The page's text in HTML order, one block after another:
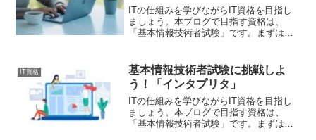
ITの仕組みを学びながらIT資格を目指し
ましょう。本ブログで目指す資格は、
「基本情報技術者試験」です。まずは、
目A試験サンプル問題 「IoT」問54 IoT
の応用...
IT資格
基本情報技術者試験に挑戦しよ
う！「インタプリタ」
ITの仕組みを学びながらIT資格を目指し
ましょう。本ブログで目指す資格は、
「基本情報技術者試験」です。まずは、